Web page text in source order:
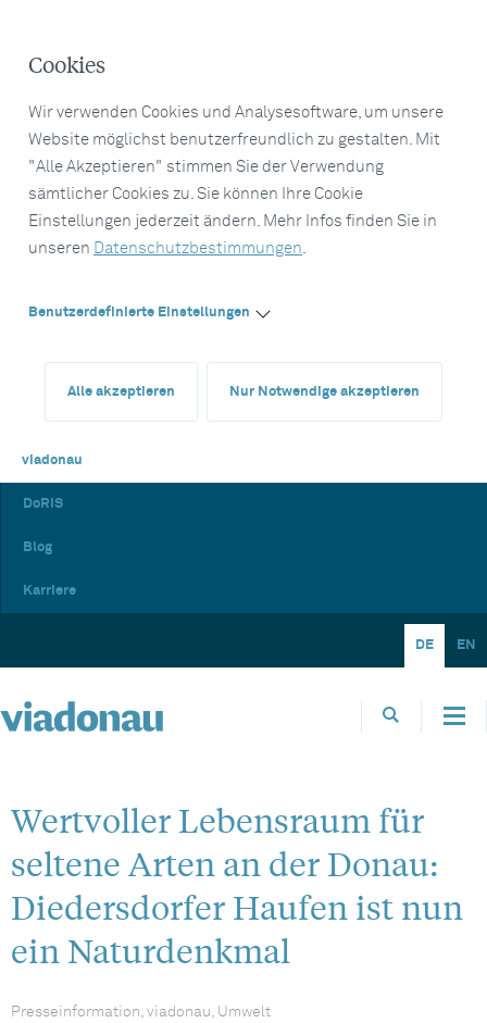
Cookies
Wir verwenden Cookies und Analysesoftware, um unsere
Website möglichst benutzerfreundlich zu gestalten. Mit
"Alle Akzeptieren" stimmen Sie der Verwendung
sämtlicher Cookies zu. Sie können Ihre Cookie
Einstellungen jederzeit ändern. Mehr Infos finden Sie in
unseren Datenschutzbestimmungen.
Benutzerdefinierte Einstellungen
Alle akzeptieren Nur Notwendige akzeptieren
viadonau
DoRIS
Blog
Karriere
DE EN
Wertvoller Lebensraum für
seltene Arten an der Donau:
Diedersdorfer Haufen ist nun
ein Naturdenkmal
Presseinformation, viadonau, Umwelt